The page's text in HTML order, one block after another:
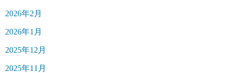
2026年2月
2026年1月
2025年12月
2025年11月